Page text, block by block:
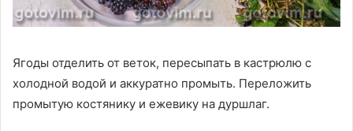
Ягоды отделить от веток, пересыпать в кастрюлю с
холодной водой и аккуратно промыть. Переложить
промытую костянику и ежевику на дуршлаг.